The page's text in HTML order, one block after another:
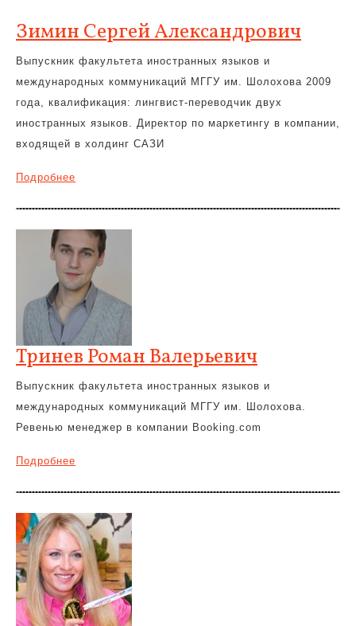
Зимин Сергей Александрович
Выпускник факультета иностранных языков и
международных коммуникаций МГГУ им. Шолохова 2009
года, квалификация: лингвист-переводчик двух
иностранных языков. Директор по маркетингу в компании,
входящей в холдинг САЗИ
Подробнее
Тринев Роман Валерьевич
Выпускник факультета иностранных языков и
международных коммуникаций МГГУ им. Шолохова.
Ревенью менеджер в компании Booking.com
Подробнее